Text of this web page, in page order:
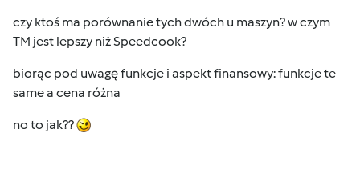
czy ktoś ma porównanie tych dwóch u maszyn? w czym
TM jest lepszy niż Speedcook?
biorąc pod uwagę funkcje i aspekt finansowy: funkcje te
same a cena różna
no to jak??